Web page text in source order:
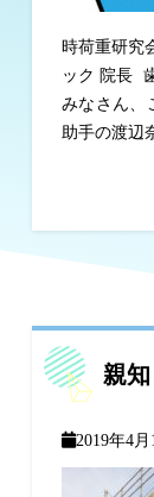
時荷重研究
ック 院長
みなさん、
助手の渡辺
親
2019年4月